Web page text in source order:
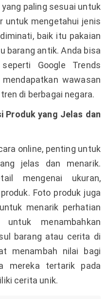
paling sesuai untuk
untuk mengetahui jenis
baik itu pakaian
barang antik. Anda bisa
Google Trends
wawasan
di berbagai negara.
Produk yang Jelas dan
online, penting untuk
jelas dan menarik.
mengenai ukuran,
Foto produk juga
menarik perhatian
menambahkan
barang atau cerita di
menambah nilai bagi
mereka tertarik pada
cerita unik.